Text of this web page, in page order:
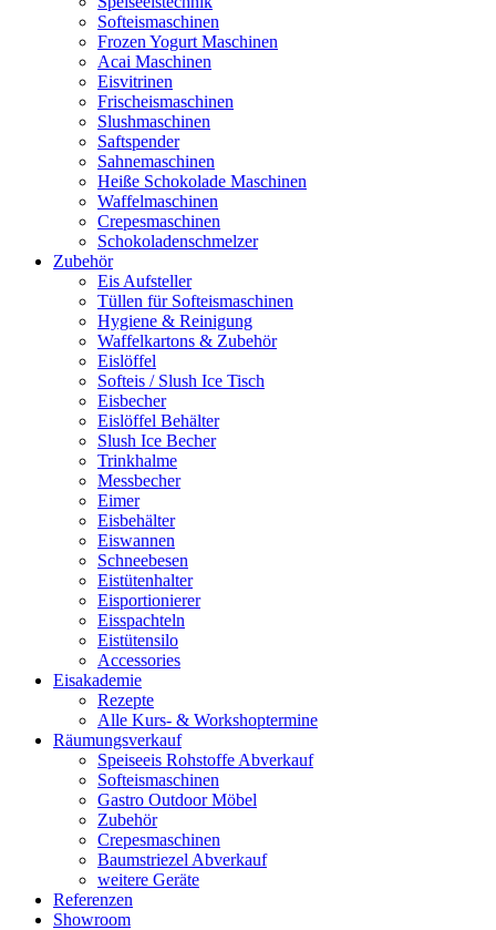
Softeismaschinen
Frozen Yogurt Maschinen
Acai Maschinen
Eisvitrinen
Frischeismaschinen
Slushmaschinen
Saftspender
Sahnemaschinen
Heiße Schokolade Maschinen
Waffelmaschinen
Crepesmaschinen
Schokoladenschmelzer
Zubehör
Eis Aufsteller
Tüllen für Softeismaschinen
Hygiene & Reinigung
Waffelkartons & Zubehör
Eislöffel
Softeis / Slush Ice Tisch
Eisbecher
Eislöffel Behälter
Slush Ice Becher
Trinkhalme
Messbecher
Eimer
Eisbehälter
Eiswannen
Schneebesen
Eistütenhalter
Eisportionierer
Eisspachteln
Eistütensilo
Accessories
Eisakademie
Rezepte
Alle Kurs- & Workshoptermine
Räumungsverkauf
Speiseeis Rohstoffe Abverkauf
Softeismaschinen
Gastro Outdoor Möbel
Zubehör
Crepesmaschinen
Baumstriezel Abverkauf
weitere Geräte
Referenzen
Showroom